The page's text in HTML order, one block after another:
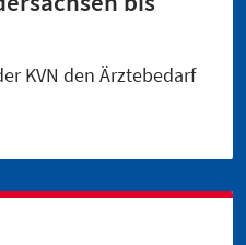
KVN den Ärztebedarf